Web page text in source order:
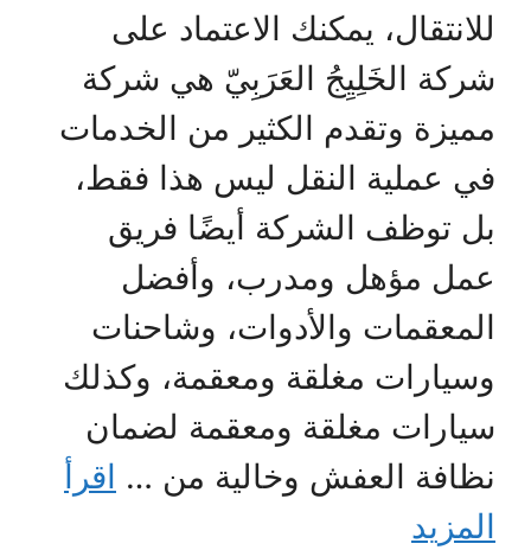
للانتقال، يمكنك الاعتماد على
شركة الخَلِيِجُ العَرَبِيّ هي شركة
مميزة وتقدم الكثير من الخدمات
في عملية النقل ليس هذا فقط،
بل توظف الشركة أيضًا فريق
عمل مؤهل ومدرب، وأفضل
المعقمات والأدوات، وشاحنات
وسيارات مغلقة ومعقمة، وكذلك
سيارات مغلقة ومعقمة لضمان
نظافة العفش وخالية من … اقرأ
المزيد